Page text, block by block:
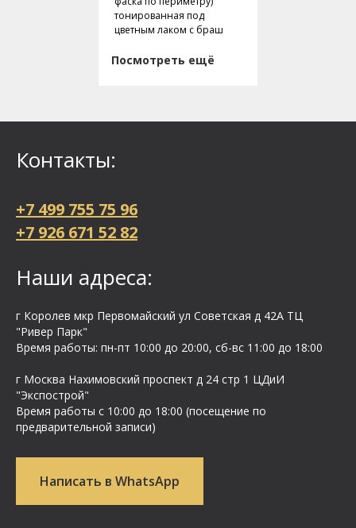
тонированная под
цветным лаком с браш
Посмотреть ещё
Контакты:
+7 499 755 75 96
+7 926 671 52 82
Наши адреса:
г Королев мкр Первомайский ул Cоветская д 42А ТЦ
"Ривер Парк"
Время работы: пн-пт 10:00 до 20:00, сб-вс 11:00 до 18:00
г Москва Нахимовский проспект д 24 стр 1 ЦДиИ
"Экспострой"
Время работы с 10:00 до 18:00 (посещение по
предварительной записи)
Написать в WhatsApp